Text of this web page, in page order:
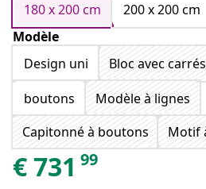
180 x 200 cm
200 x 200 cm
Modèle
Design uni
Bloc avec carrés
boutons
Modèle à lignes
Capitonné à boutons
Motif
€731 99